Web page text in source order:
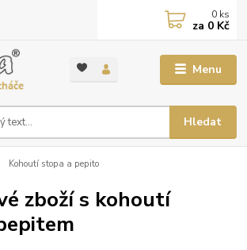
Menu
Hledat
0 ks
za 0 Kč
Kohoutí stopa a pepito
zboží s kohoutí